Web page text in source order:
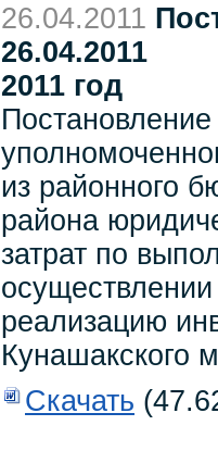
26.04.2011
26.04.2011
2011 год
из районного
района
затрат по
реализацию
Кунашакского
Скачать